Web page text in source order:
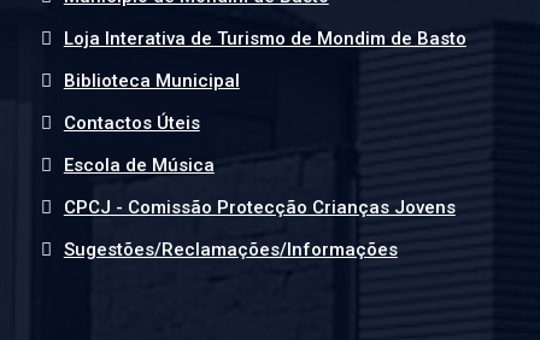
Loja Interativa de Turismo de Mondim de Basto
Biblioteca Municipal
Contactos Úteis
Escola de Música
CPCJ - Comissão Protecção Crianças Jovens
Sugestões/Reclamações/Informações